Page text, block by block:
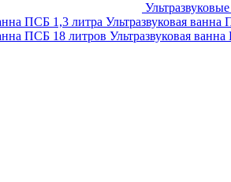
ПСБ 1,3 литра Ультразвуковая
ПСБ 18 литров Ультразвуковая